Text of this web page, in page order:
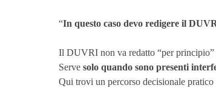
“In questo caso devo redigere il
Il DUVRI non va redatto “per principio”
Servesolo quando sono presenti
Qui trovi un percorso decisionale